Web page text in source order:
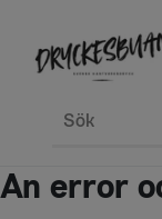
Sök
An error